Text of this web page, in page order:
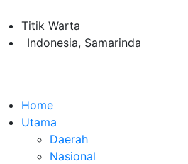
Titik Warta
Indonesia, Samarinda
Home
Utama
Daerah
Nasional